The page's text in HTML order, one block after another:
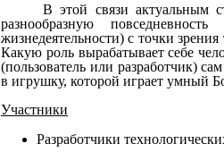
В этой связи актуальным
разнообразную
жизнедеятельности) с точки
Какую роль вырабатывает себе
(пользователь или разработчик)
в игрушку, которой играет умный
Участники
Разработчики